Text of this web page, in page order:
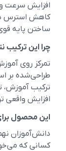
افزایش سرعت
کاهش استرس
ساختن پایه
چرا این ترکیب
تمرکز روی
طراحی‌شده بر
ترکیب آموزش،
افزایش واقعی
این محصول
دانش‌آموزان
کسانی که